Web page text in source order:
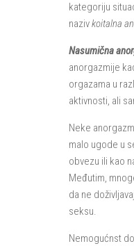
kategoriju
nazivkoitalna
Nasumična
anorgazmije
orgazama u
aktivnosti, ali
Neke
malo ugode u
obvezu ili kao
Međutim,
da ne
seksu.
Nemogućnst